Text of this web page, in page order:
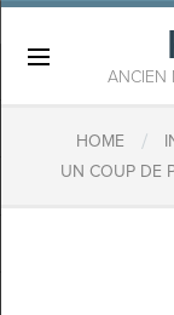
ANCIEN
HOME /
UN COUP DE